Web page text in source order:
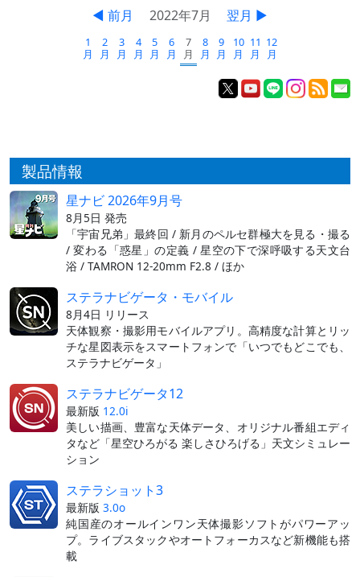
◀ 前月
2022年7月 翌月 ▶
1
月
2
月
3
月
4
月
5
月
6
月
7
月
8
月
9
月
10
月
11
月
12
月
製品情報
星ナビ 2026年9月号
8月5日 発売
「宇宙兄弟」最終回 / 新月のペルセ群極大を見る・撮る
/ 変わる「惑星」の定義 / 星空の下で深呼吸する天文台
浴 / TAMRON 12-20mm F2.8 / ほか
ステラナビゲータ・モバイル
8月4日 リリース
天体観察・撮影用モバイルアプリ。高精度な計算とリッ
チな星図表示をスマートフォンで「いつでもどこでも、
ステラナビゲータ」
ステラナビゲータ12
最新版 12.0i
美しい描画、豊富な天体データ、オリジナル番組エディ
タなど「星空ひろがる 楽しさひろげる」天文シミュレー
ション
ステラショット3
最新版 3.0o
純国産のオールインワン天体撮影ソフトがパワーアッ
プ。ライブスタックやオートフォーカスなど新機能も搭
載